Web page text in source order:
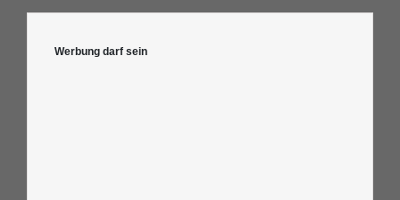
Werbung darf sein